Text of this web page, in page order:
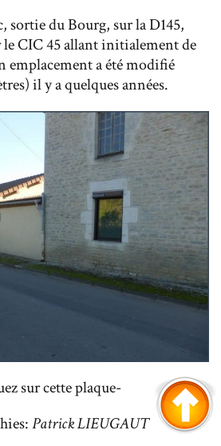
sortie du Bourg, sur la D145,
le CIC 45 allant initialement de
emplacement a été modifié
il y a quelques années.
sur cette plaque-
Patrick LIEUGAUT